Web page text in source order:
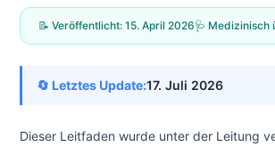
📝 Veröffentlicht: 15. April 2026🩺 Medizinisch
🔄 Letztes Update:17. Juli 2026
Dieser Leitfaden wurde unter der Leitung